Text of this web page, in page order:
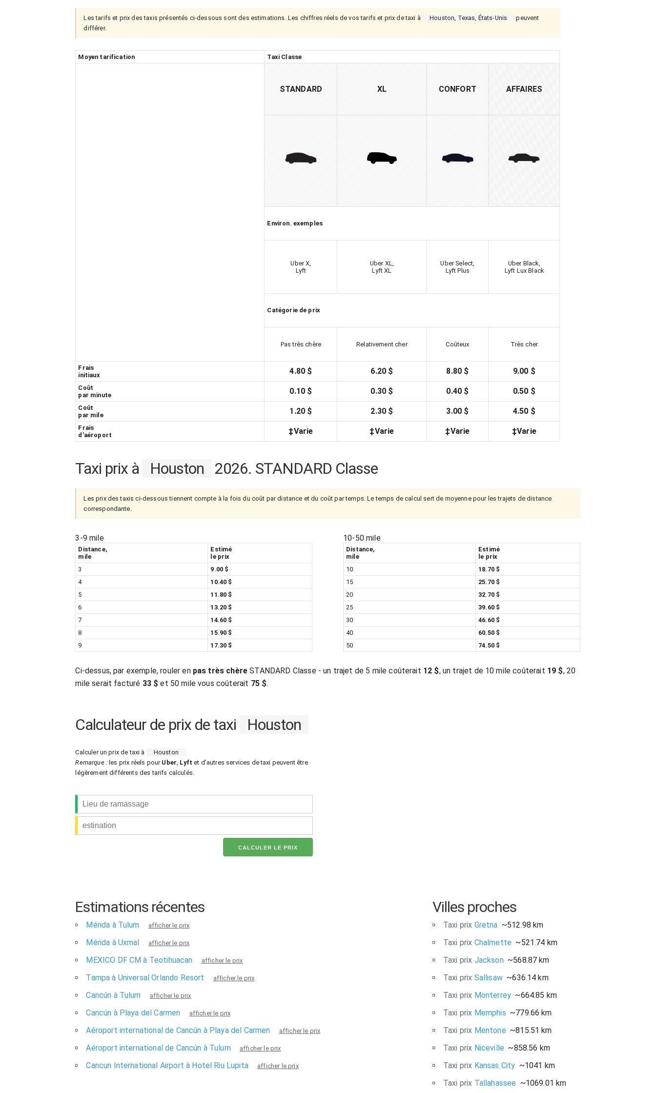
Les tarifs et prix des taxis présentés ci-dessous sont des estimations. Les chiffres réels de vos tarifs et prix de taxi à Houston, Texas, États-Unis
peuvent
différer.
Moyen tarification Taxi Classe
STANDARD XL CONFORT AFFAIRES
Environ. exemples
Uber X,
Lyft
Uber XL,
Lyft XL
Uber Select,
Lyft Plus
Uber Black,
Lyft Lux Black
Catégorie de prix
Pas très chère Relativement cher Coûteux Très cher
Frais
initiaux
4.80 $ 6.20 $ 8.80 $ 9.00 $
Coût
par minute
0.10 $ 0.30 $ 0.40 $ 0.50 $
Coût
par mile
1.20 $ 2.30 $ 3.00 $ 4.50 $
Frais
d'aéroport
‡Varie ‡Varie ‡Varie ‡Varie
Taxi prix à Houston 2026. STANDARD Classe
Les prix des taxis ci-dessous tiennent compte à la fois du coût par distance et du coût par temps. Le temps de calcul sert de moyenne pour les trajets de distance
correspondante.
3-9 mile
Distance,
mile
Estimé
le prix
3
9.00 $
4
10.40 $
5
11.80 $
6
13.20 $
7
14.60 $
8
15.90 $
9
17.30 $
10-50 mile
Distance,
mile
Estimé
le prix
10
18.70 $
15
25.70 $
20
32.70 $
25
39.60 $
30
46.60 $
40
60.50 $
50
74.50 $
Ci-dessus, par exemple, rouler en pas très chère STANDARD Classe - un trajet de 5 mile coûterait 12 $, un trajet de 10 mile coûterait 19 $, 20
mile serait facturé 33 $ et 50 mile vous coûterait 75 $.
Calculateur de prix de taxi Houston
Calculer un prix de taxi à
Houston
Remarque : les prix réels pour Uber, Lyft et d'autres services de taxi peuvent être
légèrement différents des tarifs calculés.
Estimations récentes
Mérida à Tulum afficher le prix
Mérida à Uxmal afficher le prix
MEXICO DF CM à Teotihuacan afficher le prix
Tampa à Universal Orlando Resort afficher le prix
Cancún à Tulum afficher le prix
Cancún à Playa del Carmen afficher le prix
Aéroport international de Cancún à Playa del Carmen afficher le prix
Aéroport international de Cancún à Tulum afficher le prix
Cancun International Airport à Hotel Riu Lupita afficher le prix
Villes proches
Taxi prix Gretna ~512.98 km
Taxi prix Chalmette ~521.74 km
Taxi prix Jackson~568.87 km
Taxi prix Sallisaw~636.14 km
Taxi prix Monterrey ~664.85 km
Taxi prix Memphis ~779.66 km
Taxi prix Mentone ~815.51 km
Taxi prix Niceville ~858.56 km
Taxi prix Kansas City ~1041 km
Taxi prix Tallahassee ~1069.01 km